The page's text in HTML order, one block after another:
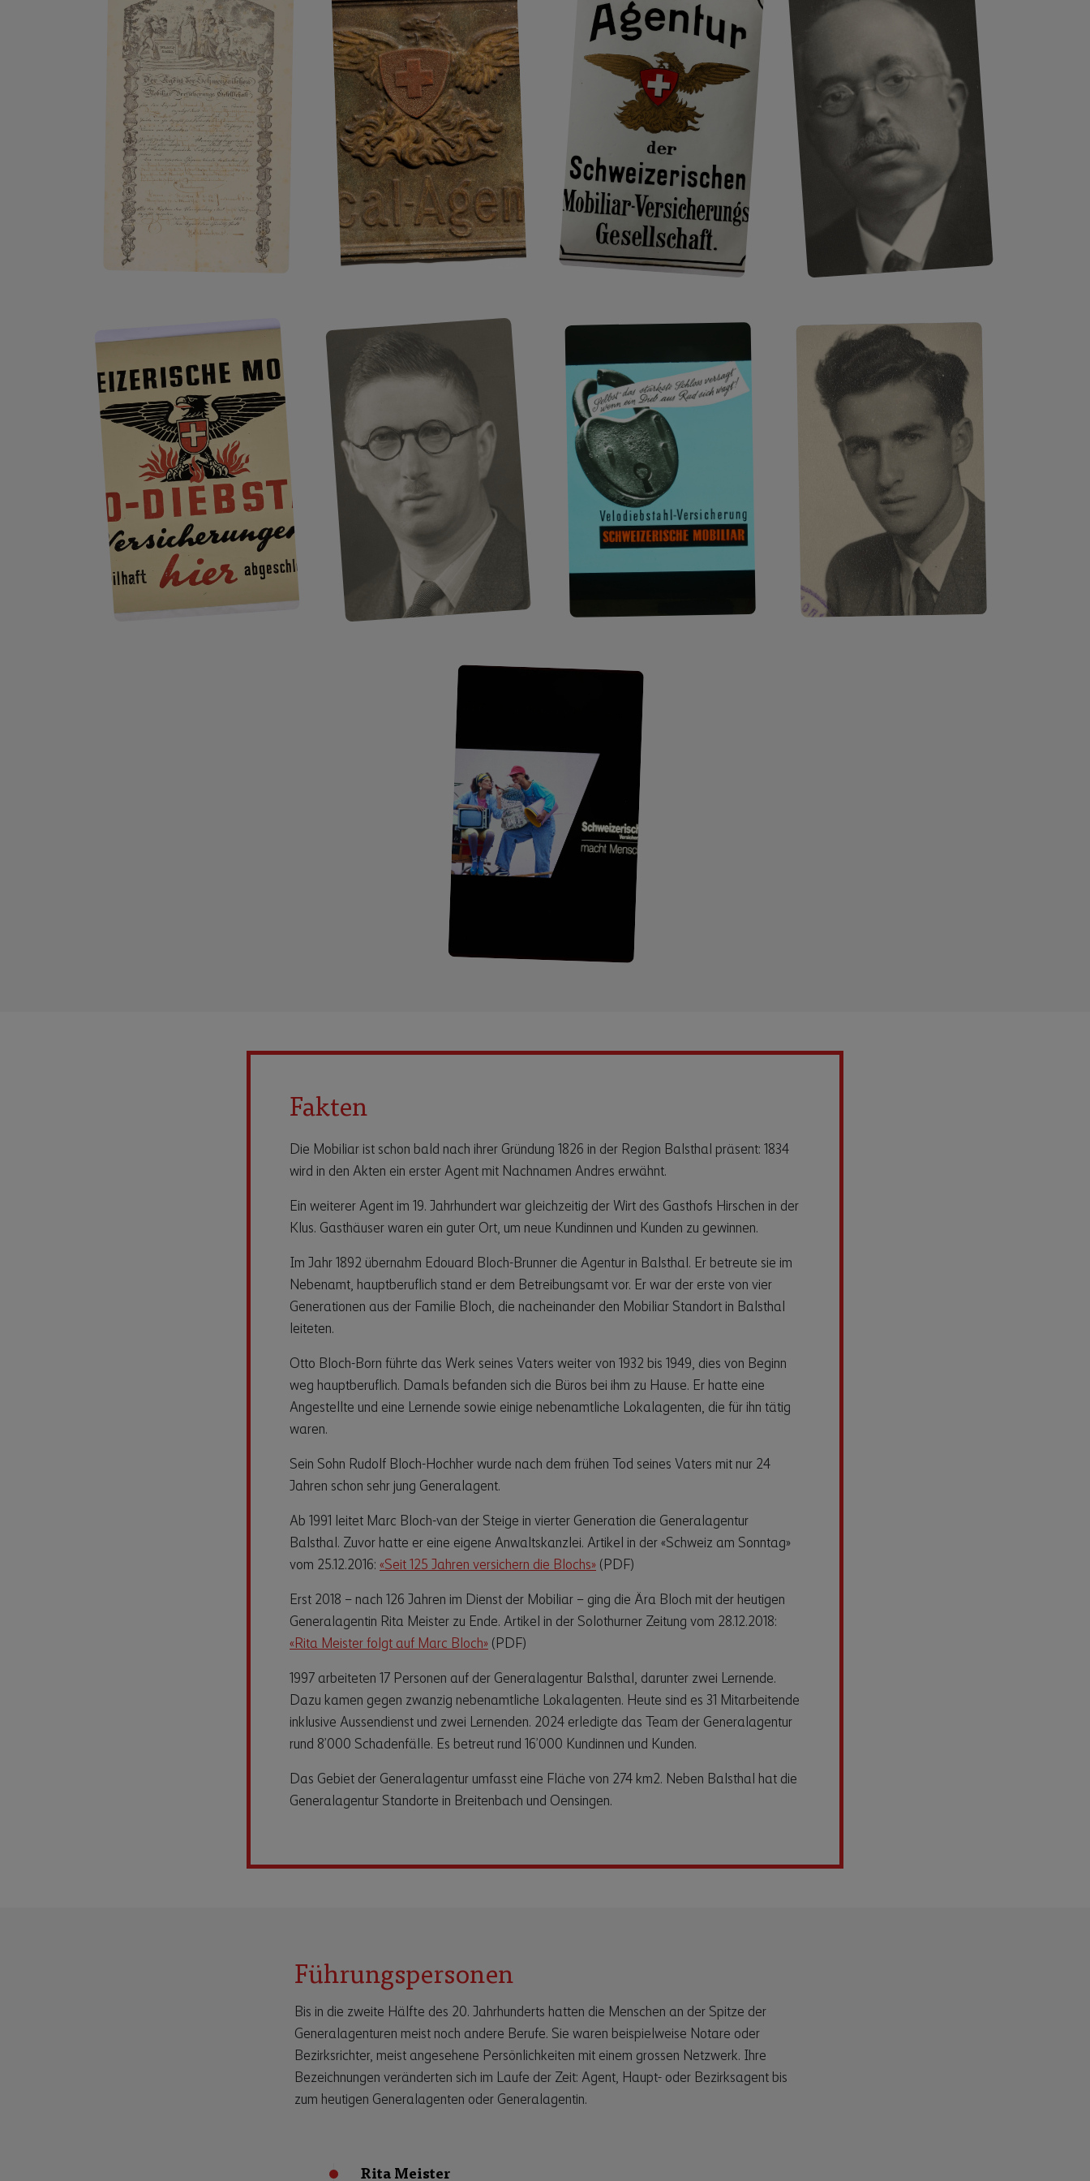
Fakten
Die Mobiliar ist schon bald nach ihrer Gründung 1826 in der Region Balsthal präsent: 1834
wird in den Akten ein erster Agent mit Nachnamen Andres erwähnt.
Ein weiterer Agent im 19. Jahrhundert war gleichzeitig der Wirt des Gasthofs Hirschen in der
Klus. Gasthäuser waren ein guter Ort, um neue Kundinnen und Kunden zu gewinnen.
Im Jahr 1892 übernahm Edouard Bloch-Brunner die Agentur in Balsthal. Er betreute sie im
Nebenamt, hauptberuflich stand er dem Betreibungsamt vor. Er war der erste von vier
Generationen aus der Familie Bloch, die nacheinander den Mobiliar Standort in Balsthal
leiteten.
Otto Bloch-Born führte das Werk seines Vaters weiter von 1932 bis 1949, dies von Beginn
weg hauptberuflich. Damals befanden sich die Büros bei ihm zu Hause. Er hatte eine
Angestellte und eine Lernende sowie einige nebenamtliche Lokalagenten, die für ihn tätig
waren.
Sein Sohn Rudolf Bloch-Hochher wurde nach dem frühen Tod seines Vaters mit nur 24
Jahren schon sehr jung Generalagent.
Ab 1991 leitet Marc Bloch-van der Steige in vierter Generation die Generalagentur
Balsthal. Zuvor hatte er eine eigene Anwaltskanzlei. Artikel in der «Schweiz am Sonntag»
vom 25.12.2016: «Seit 125 Jahren versichern die Blochs» (PDF)
Erst 2018 – nach 126 Jahren im Dienst der Mobiliar – ging die Ära Bloch mit der heutigen
Generalagentin Rita Meister zu Ende. Artikel in der Solothurner Zeitung vom 28.12.2018:
«Rita Meister folgt auf Marc Bloch» (PDF)
1997 arbeiteten 17 Personen auf der Generalagentur Balsthal, darunter zwei Lernende.
Dazu kamen gegen zwanzig nebenamtliche Lokalagenten. Heute sind es 31 Mitarbeitende
inklusive Aussendienst und zwei Lernenden. 2024 erledigte das Team der Generalagentur
rund 8’000 Schadenfälle. Es betreut rund 16’000 Kundinnen und Kunden.
Das Gebiet der Generalagentur umfasst eine Fläche von 274 km2. Neben Balsthal hat die
Generalagentur Standorte in Breitenbach und Oensingen.
Führungspersonen
Bis in die zweite Hälfte des 20. Jahrhunderts hatten die Menschen an der Spitze der
Generalagenturen meist noch andere Berufe. Sie waren beispielweise Notare oder
Bezirksrichter, meist angesehene Persönlichkeiten mit einem grossen Netzwerk. Ihre
Bezeichnungen veränderten sich im Laufe der Zeit: Agent, Haupt- oder Bezirksagent bis
zum heutigen Generalagenten oder Generalagentin.
Rita Meister